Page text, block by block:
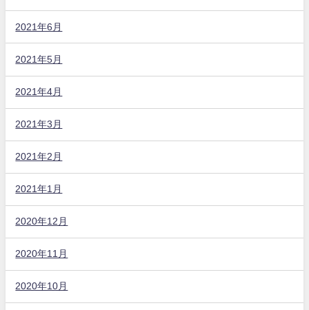
2021年6月
2021年5月
2021年4月
2021年3月
2021年2月
2021年1月
2020年12月
2020年11月
2020年10月